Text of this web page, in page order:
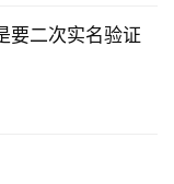
要二次实名验证